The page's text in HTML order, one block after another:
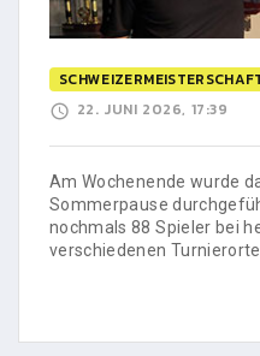
22. JUNI 2026, 17:39
Am Wochenende wurde
Sommerpause
nochmals 88 Spieler bei
verschiedenen